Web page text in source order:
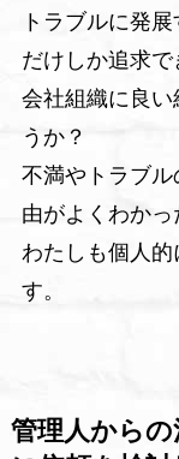
トラブルに発
だけしか追求で
会社組織に良い
うか？
不満やトラブ
由がよくわかっ
わたしも個人
す。
管理人から